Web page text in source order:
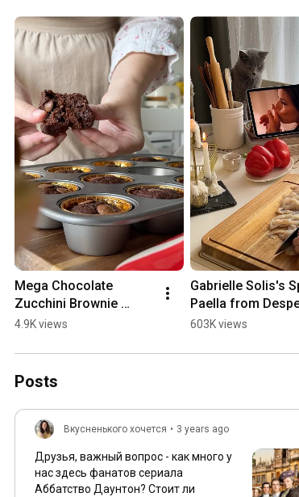
Mega Chocolate
Zucchini Brownie
Muffins
4.9K views
Gabrielle Solis's
Paella from
Housewives 🔥
603K views
Posts
Вкусненького хочется • 3 years ago
Друзья, важный вопрос - как много у
нас здесь фанатов сериала
Аббатство Даунтон? Стоит ли